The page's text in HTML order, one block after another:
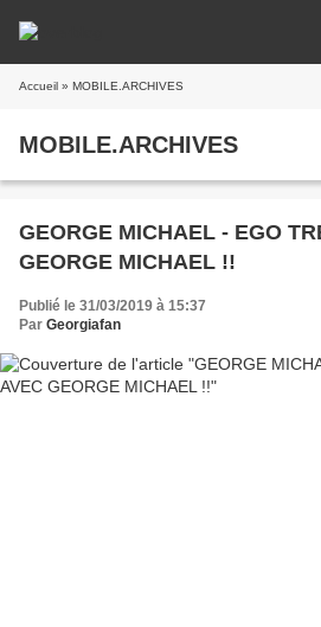
Accueil » MOBILE.ARCHIVES
MOBILE.ARCHIVES
GEORGE MICHAEL - EGO
GEORGE MICHAEL !!
Publié le 31/03/2019 à 15:37
Par Georgiafan